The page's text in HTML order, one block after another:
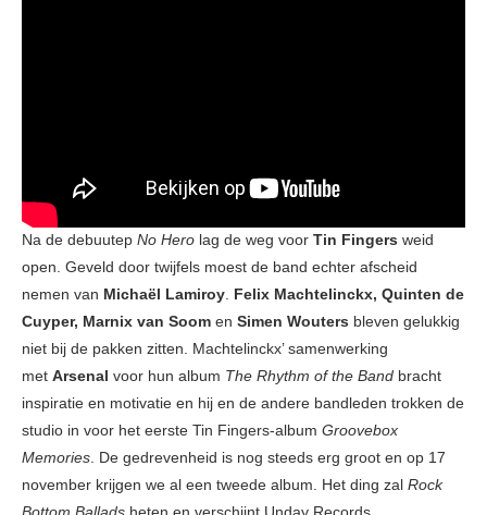
Na de debuutep No Hero lag de weg voor Tin Fingers weid
open. Geveld door twijfels moest de band echter afscheid
nemen van Michaël Lamiroy. Felix Machtelinckx, Quinten de
Cuyper, Marnix van Soom en Simen Wouters bleven gelukkig
niet bij de pakken zitten. Machtelinckx’ samenwerking
met Arsenal voor hun album The Rhythm of the Band bracht
inspiratie en motivatie en hij en de andere bandleden trokken de
studio in voor het eerste Tin Fingers-album Groovebox
Memories. De gedrevenheid is nog steeds erg groot en op 17
november krijgen we al een tweede album. Het ding zal Rock